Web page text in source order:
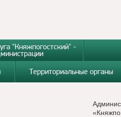
"Княжпогостский" -
Территориальные органы